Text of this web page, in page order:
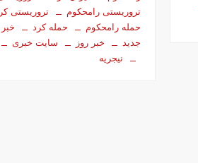
تروریستی رامحکوم
تروریستی
حمله رامحکوم
حمله کرد خبر
جدید
خبر روز سایت خبری
نیجریه